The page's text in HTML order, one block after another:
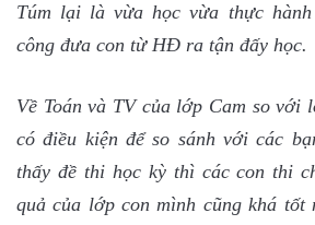
Túm lại là vừa học vừa thực
công đưa con từ HĐ ra tận đấy học.
Về Toán và TV của lớp Cam so với
có điều kiện để so sánh với các
thấy đề thi học kỳ thì các con thi
quả của lớp con mình cũng khá tốt